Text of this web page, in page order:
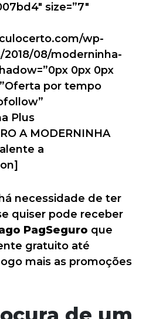
size=”7″
wp-
08/moderninha-
0px 0px
por tempo
Plus
A MODERNINHA
a
necessidade de ter
quiser pode receber
PagSeguro que
gratuito até
mais as promoções